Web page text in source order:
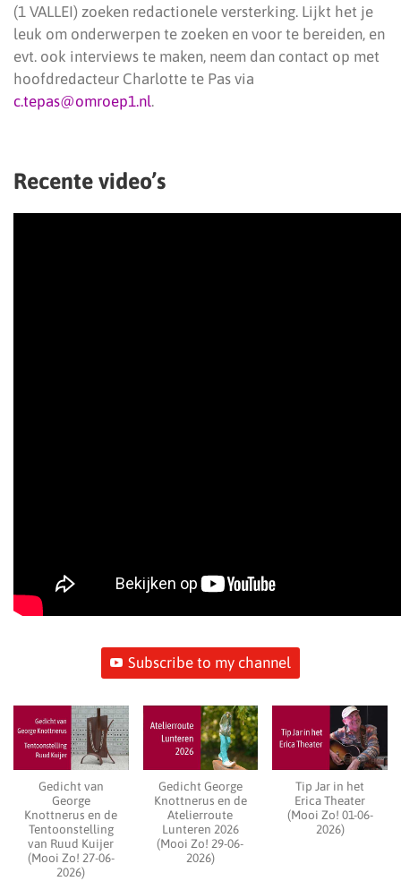
(1 VALLEI) zoeken redactionele versterking. Lijkt het je
leuk om onderwerpen te zoeken en voor te bereiden, en
evt. ook interviews te maken, neem dan contact op met
hoofdredacteur Charlotte te Pas via
c.tepas@omroep1.nl.
Recente video’s
Subscribe to my channel
Gedicht van
George
Knottnerus en de
Tentoonstelling
van Ruud Kuijer
(Mooi Zo! 27-06-
2026)
Gedicht George
Knottnerus en de
Atelierroute
Lunteren 2026
(Mooi Zo! 29-06-
2026)
Tip Jar in het
Erica Theater
(Mooi Zo! 01-06-
2026)